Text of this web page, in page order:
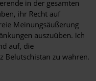
in der gesamten
ihr Recht auf
Meinungsäußerung
auszuüben. Ich
auf, die
Belutschistan zu wahren.